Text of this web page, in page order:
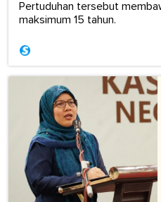
Pertuduhan tersebut
maksimum 15 tahun.